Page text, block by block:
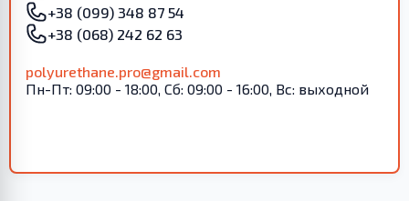
+38 (099) 348 87 54
+38 (068) 242 62 63
polyurethane.pro@gmail.com
Пн-Пт: 09:00 - 18:00, Сб: 09:00 - 16:00, Вс: выходной